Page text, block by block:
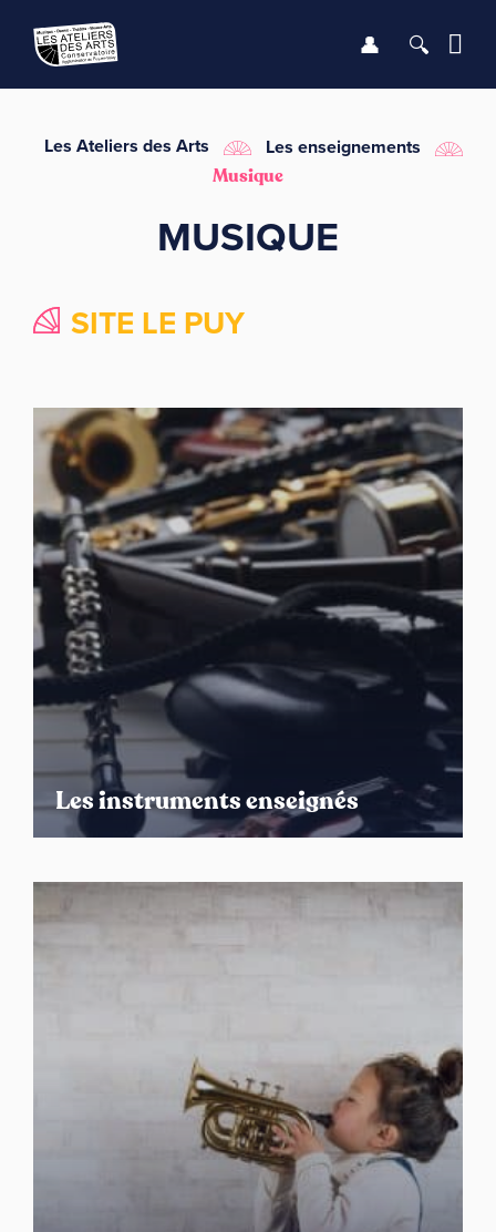
LE CONSERVATOIRE
SAISON
Se
Les Ateliers des Arts Les enseignements
Musique
MUSIQUE
SITE LE PUY
Les instruments enseignés